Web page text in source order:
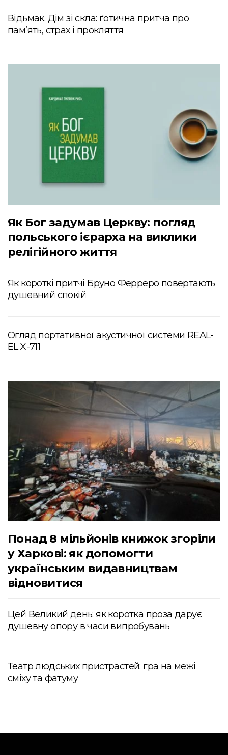
Відьмак. Дім зі скла: ґотична притча про
пам’ять, страх і прокляття
Як Бог задумав Церкву: погляд
польського ієрарха на виклики
релігійного життя
Як короткі притчі Бруно Ферреро повертають
душевний спокій
Огляд портативної акустичної системи REAL-
EL X-711
Понад 8 мільйонів книжок згоріли
у Харкові: як допомогти
українським видавництвам
відновитися
Цей Великий день: як коротка проза дарує
душевну опору в часи випробувань
Театр людських пристрастей: гра на межі
сміху та фатуму